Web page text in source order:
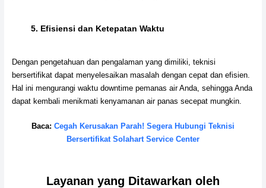
5. Efisiensi dan Ketepatan Waktu
Dengan pengetahuan dan pengalaman yang dimiliki, teknisi
bersertifikat dapat menyelesaikan masalah dengan cepat dan efisien.
Hal ini mengurangi waktu downtime pemanas air Anda, sehingga Anda
dapat kembali menikmati kenyamanan air panas secepat mungkin.
Baca: Cegah Kerusakan Parah! Segera Hubungi Teknisi
Bersertifikat Solahart Service Center
Layanan yang Ditawarkan oleh